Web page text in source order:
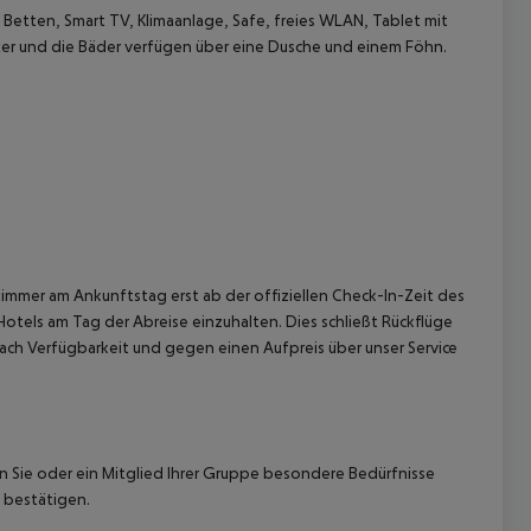
Smart TV, Klimaanlage, Safe, freies WLAN, Tablet mit
die Bäder verfügen über eine Dusche und einem Föhn.
am Ankunftstag erst ab der offiziellen Check-In-Zeit des
am Tag der Abreise einzuhalten. Dies schließt Rückflüge
Verfügbarkeit und gegen einen Aufpreis über unser Service
oder ein Mitglied Ihrer Gruppe besondere Bedürfnisse
bestätigen.